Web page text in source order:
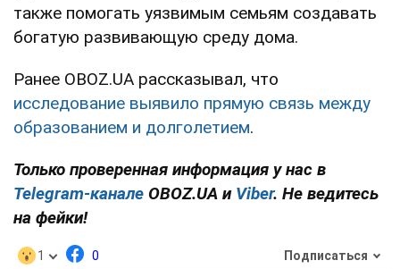
также помогать уязвимым семьям создавать
богатую развивающую среду дома.
Ранее OBOZ.UA рассказывал, что
исследование выявило прямую связь между
образованием и долголетием.
Только проверенная информация у нас в
Telegram-канале OBOZ.UA и Viber. Не ведитесь
на фейки!
1 0 Подписаться